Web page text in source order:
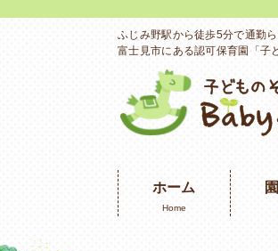
ふじみ野駅から徒歩5分で通勤
富士見市にある認可保育園「子
ホーム
Home